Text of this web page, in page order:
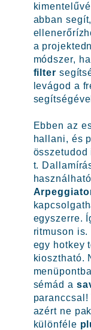
abban
a
módszer,
filter
levágod a
Ebben az
hallani, és
t.
egyszerre.
ritmuson
egy hotkey
kiosztható.
sémád a
azért ne
különféle